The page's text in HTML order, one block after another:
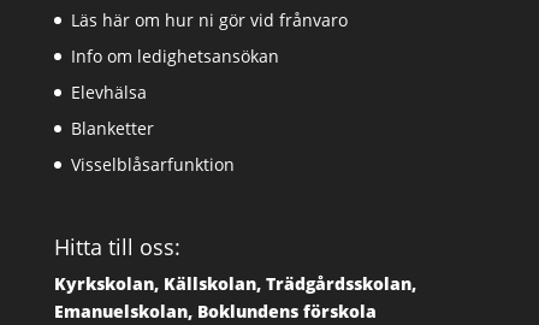
Läs här om hur ni gör vid frånvaro
Info om ledighetsansökan
Elevhälsa
Blanketter
Visselblåsarfunktion
Hitta till oss:
Kyrkskolan, Källskolan, Trädgårdsskolan,
Emanuelskolan, Boklundens förskola